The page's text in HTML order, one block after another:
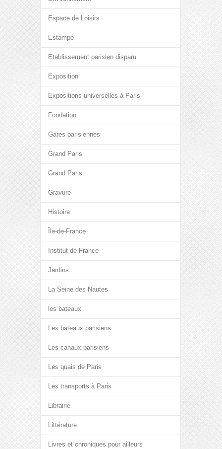
Espace de Loisirs
Estampe
Etablissement parisien disparu
Exposition
Expositions universelles à Paris
Fondation
Gares parisiennes
Grand Paris
Grand Paris
Gravure
Histoire
Île-de-France
Institut de France
Jardins
La Seine des Nautes
les bateaux
Les bateaux parisiens
Les canaux parisiens
Les quais de Paris
Les transports à Paris
Librairie
Littérature
Livres et chroniques pour ailleurs